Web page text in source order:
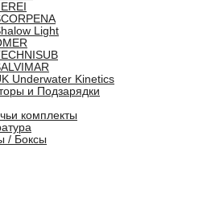
Light
Underwater Kinetics
и Подзарядки
комплекты
/ Боксы